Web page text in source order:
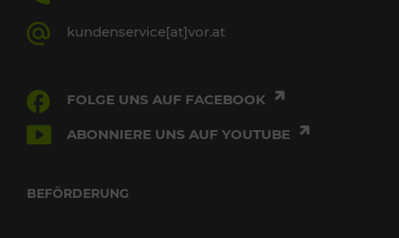
kundenservice[at]vor.at
FOLGE UNS AUF FACEBOOK
ABONNIERE UNS AUF YOUTUBE
BEFÖRDERUNG